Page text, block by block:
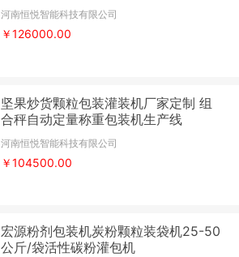
河南恒悦智能科技有限公司
￥126000.00
坚果炒货颗粒包装灌装机厂家定制 组
合秤自动定量称重包装机生产线
河南恒悦智能科技有限公司
￥104500.00
宏源粉剂包装机炭粉颗粒装袋机25-50
公斤/袋活性碳粉灌包机